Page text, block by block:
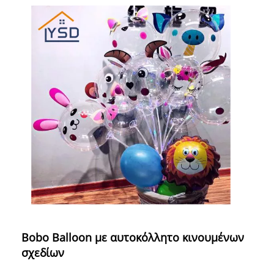
Bobo Balloon με αυτοκόλλητο κινουμένων
σχεδίων